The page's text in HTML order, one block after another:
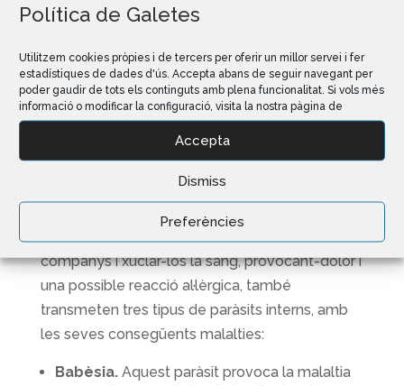
Política de Galetes
Utilitzem cookies pròpies i de tercers per oferir un millor servei i fer
estadístiques de dades d'ús. Accepta abans de seguir navegant per
poder gaudir de tots els continguts amb plena funcionalitat. Si vols més
informació o modificar la configuració, visita la nostra pàgina de
Accepta
Dismiss
Preferències
des de la primavera fins que comença el fred,
infectar-se la resta de l’any.
Igual que amb les puces, aquests paràsits
conviuen en el pèl i la pell dels seus amfitrions i
s’enganxen a elles quan freguen herbes o
alguna zona infectada per paparres.
Les paparres són, si cap, encara més perilloses
que les puces. A més d’adherir-se als nostres
companys i xuclar-los la sang, provocant-dolor i
una possible reacció al·lèrgica, també
transmeten tres tipus de paràsits interns, amb
les seves consegüents malalties:
Babèsia.Aquest paràsit provoca la malaltia